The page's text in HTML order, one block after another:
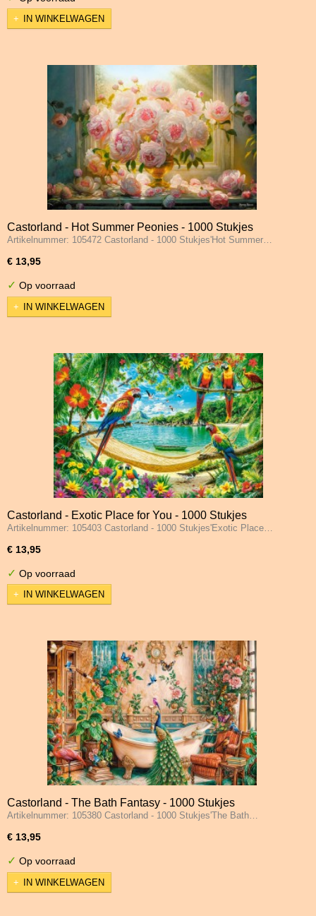
IN WINKELWAGEN
Castorland - Hot Summer Peonies - 1000 Stukjes
Artikelnummer: 105472 Castorland - 1000 Stukjes'Hot Summer…
€ 13,95
✓ Op voorraad
IN WINKELWAGEN
Castorland - Exotic Place for You - 1000 Stukjes
Artikelnummer: 105403 Castorland - 1000 Stukjes'Exotic Place…
€ 13,95
✓ Op voorraad
IN WINKELWAGEN
Castorland - The Bath Fantasy - 1000 Stukjes
Artikelnummer: 105380 Castorland - 1000 Stukjes'The Bath…
€ 13,95
✓ Op voorraad
IN WINKELWAGEN